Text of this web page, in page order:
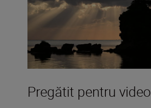
Pregătit pentru video